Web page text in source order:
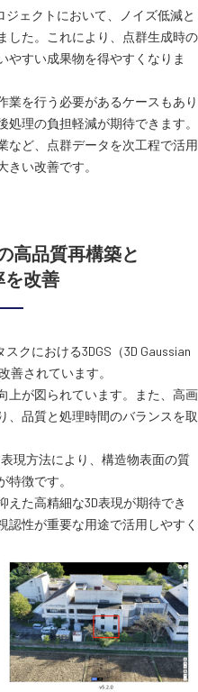
ジェクトにおいて、ノイズ低減と
した。これにより、点群生成時の
やすい成果物を得やすくなりま
業を行う必要があるケースもあり
理の負担軽減が期待できます。
など、点群データを次工程で活用
い改善です。
高品質再構築と
を改善
クにおける3DGS（3D Gaussian
善されています。
上が図られています。また、高画
、品質と処理時間のバランスを取
現方法により、構造物表面の質
徴です。
た高精細な3D表現が期待でき
認性が重要な用途で活用しやすく